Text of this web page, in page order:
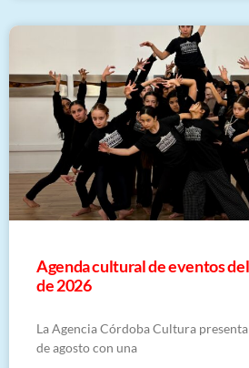
​Agenda cultural de eventos del
de 2026
La Agencia Córdoba Cultura
de agosto con una